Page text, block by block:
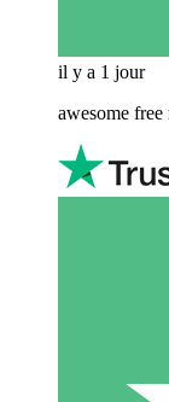
il y a 1 jour
awesome